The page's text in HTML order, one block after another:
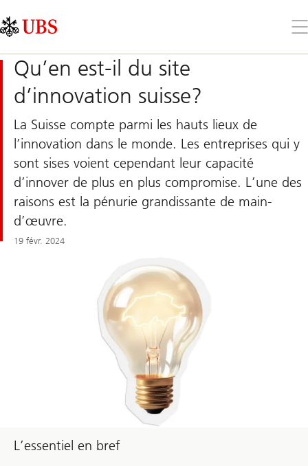
Links
Area
le
Qu’en est-il du site
d’innovation suisse?
La Suisse compte parmi les hauts lieux de
l’innovation dans le monde. Les entreprises qui y
sont sises voient cependant leur capacité
d’innover de plus en plus compromise. L’une des
raisons est la pénurie grandissante de main-
d’œuvre.
19 févr. 2024
L’essentiel en bref